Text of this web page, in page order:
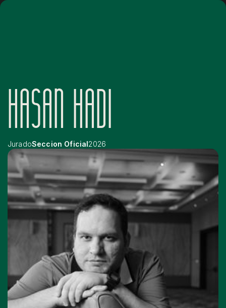
HASAN HADI
JuradoSeccion Oficial2026